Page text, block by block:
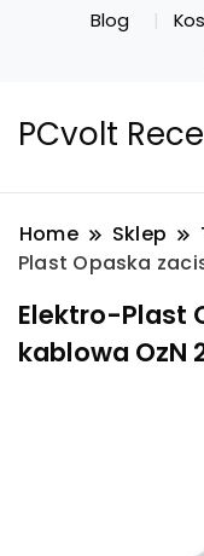
Blog
PCvolt
Home Sklep
Plast Opaska
Elektro-Plast
kablowa OzN